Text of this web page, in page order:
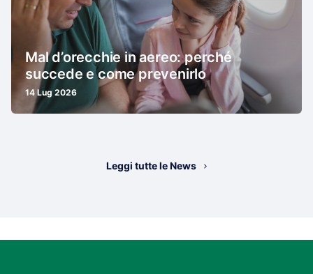
Mal d’orecchie in aereo: perché
succede e come prevenirlo
14 Lug 2026
Leggi tutte le News